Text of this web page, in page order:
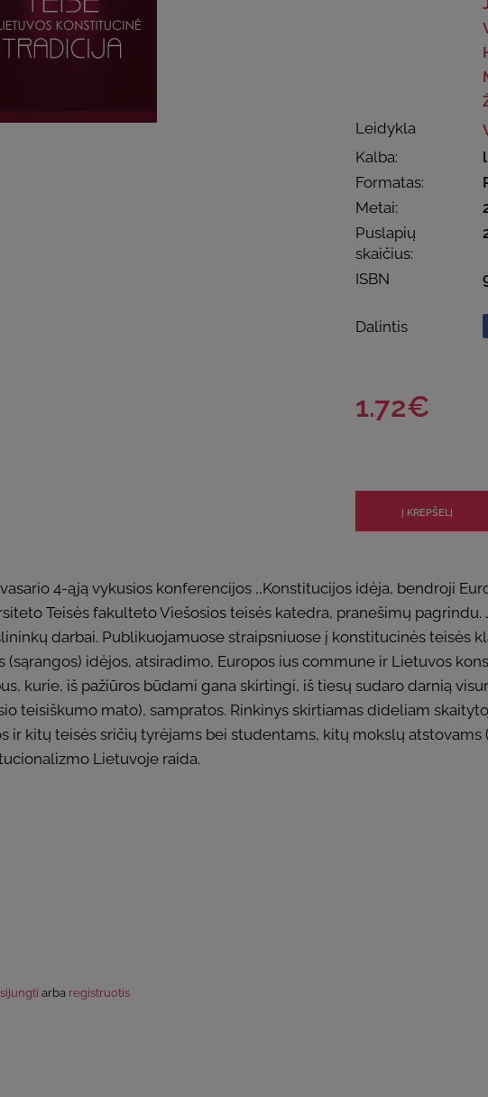
Leidykla
Kalba:
Formatas:
Metai:
Puslapių
skaičius:
ISBN
Dalintis
1.72€
4-ąją vykusios konferencijos ,,Konstitucijos idėja, bendroji
Teisės fakulteto Viešosios teisės katedra, pranešimų
darbai. Publikuojamuose straipsniuose į konstitucinės teisės
idėjos, atsiradimo, Europos ius commune ir Lietuvos
kurie, iš pažiūros būdami gana skirtingi, iš tiesų sudaro darnią
teisiškumo mato), sampratos. Rinkinys skirtiamas dideliam
ir kitų teisės sričių tyrėjams bei studentams, kitų mokslų atstovams
Lietuvoje raida.
arba registruotis